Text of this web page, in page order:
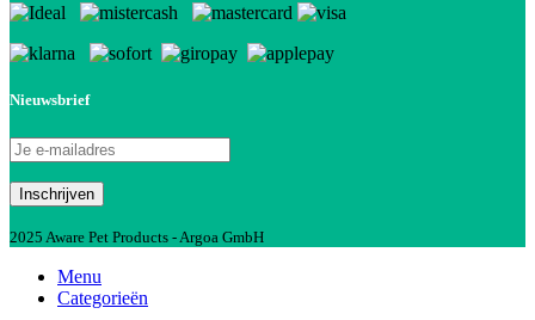
Nieuwsbrief
2025 Aware Pet Products - Argoa GmbH
Menu
Categorieën